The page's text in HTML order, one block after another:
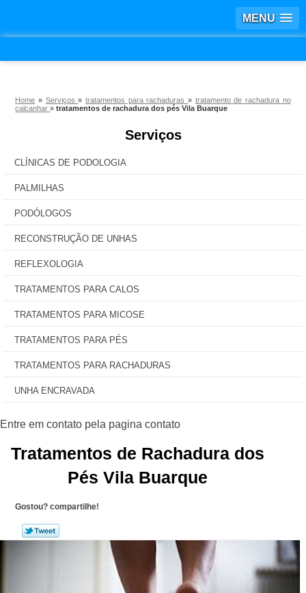
MENU
Home » Serviços»tratamentos para rachaduras » tratamento de rachadura no
calcanhar»tratamentos de rachadura dos pés Vila Buarque
Serviços
CLÍNICAS DE PODOLOGIA
PALMILHAS
PODÓLOGOS
RECONSTRUÇÃO DE UNHAS
REFLEXOLOGIA
TRATAMENTOS PARA CALOS
TRATAMENTOS PARA MICOSE
TRATAMENTOS PARA PÉS
TRATAMENTOS PARA RACHADURAS
UNHA ENCRAVADA
Tratamentos de Rachadura dos
Pés Vila Buarque
Gostou? compartilhe!